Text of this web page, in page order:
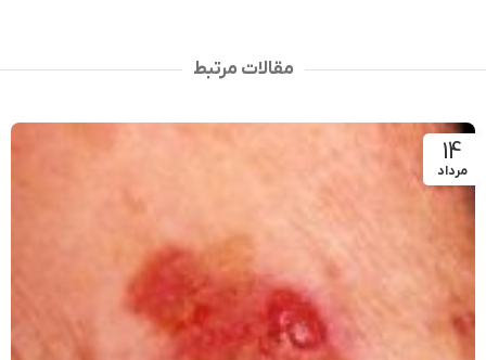
مقالات مرتبط
14
مرداد